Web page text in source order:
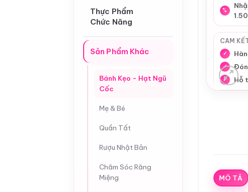
Thực Phẩm
Chức Năng
Sản Phẩm Khác
Bánh Kẹo - Hạt Ngũ
Cốc
Mẹ & Bé
Quần Tất
Rượu Nhật Bản
Chăm Sóc Răng
Miệng
%
CAM
✓
✓
✓ Hỗ
MÔ TẢ